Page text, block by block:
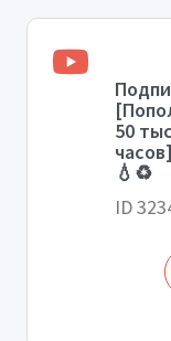
50
💧♻️
ID